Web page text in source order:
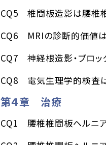
CQ5 椎間板造影は腰椎
CQ6 MRIの診断的価値
CQ7 神経根造影・ブロ
CQ8 電気生理学的検査
第４章 治療
CQ1 腰椎椎間板ヘルニ